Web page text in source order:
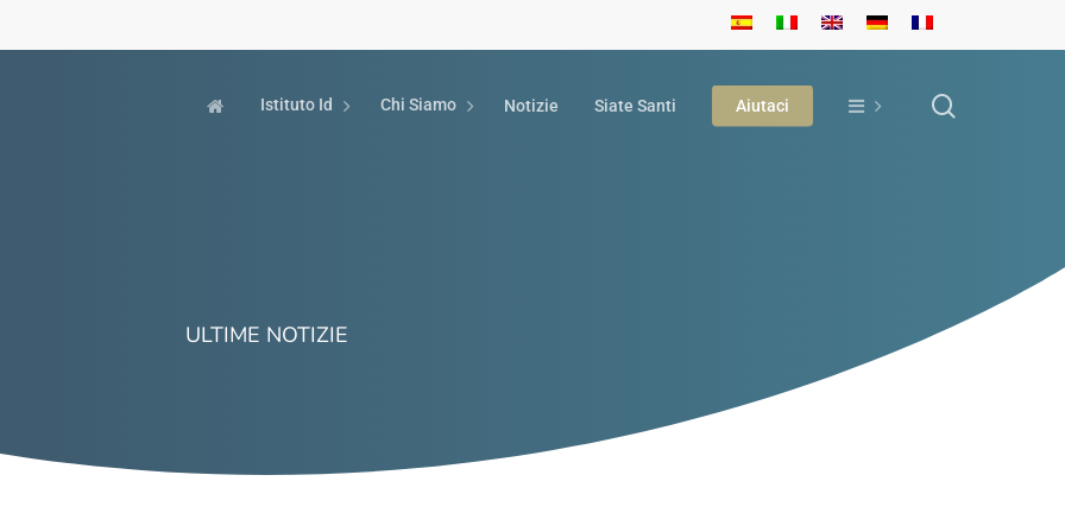
Istituto Id Chi Siamo Notizie Siate Santi Aiutaci
ULTIME NOTIZIE